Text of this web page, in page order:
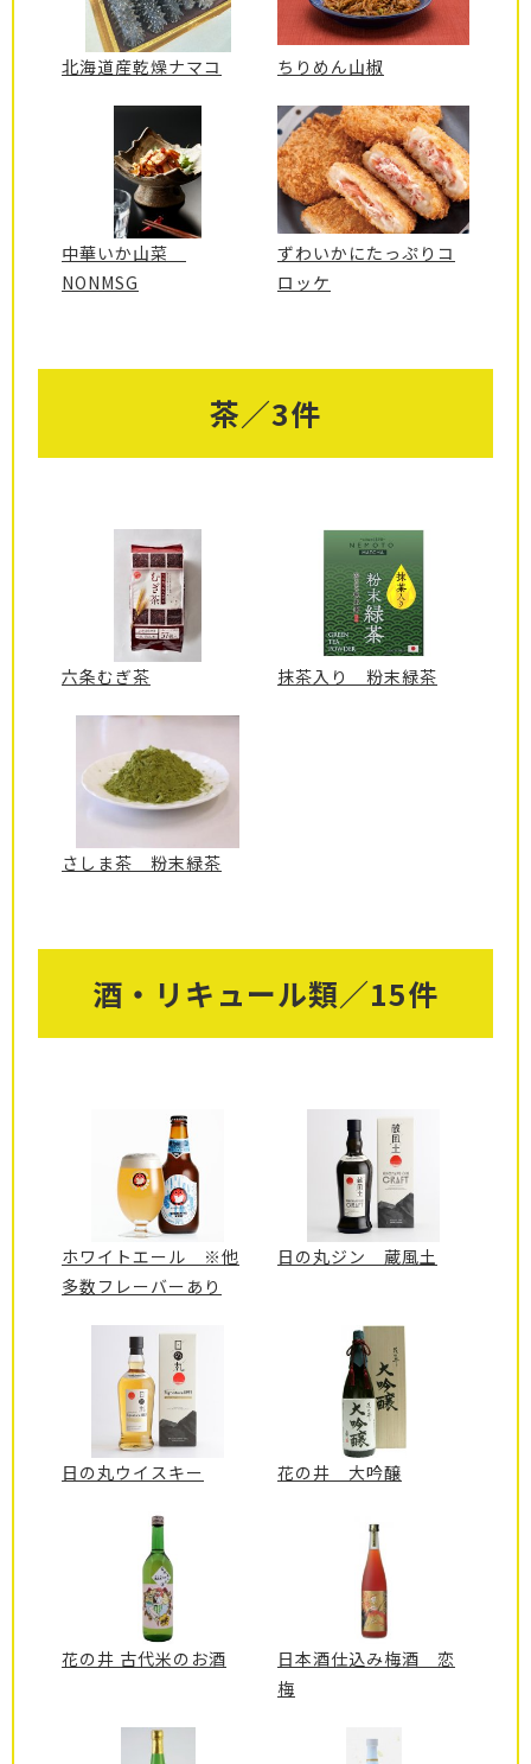
北海道産乾燥ナマコ ちりめん山椒
中華いか山菜
NONMSG
ずわいかにたっぷりコ
ロッケ
茶／3件
六条むぎ茶 抹茶入り 粉末緑茶
さしま茶 粉末緑茶
酒・リキュール類／15件
ホワイトエール ※他
多数フレーバーあり
日の丸ジン 蔵風土
日の丸ウイスキー 花の井 大吟醸
花の井 古代米のお酒
日本酒仕込み梅酒 恋
梅